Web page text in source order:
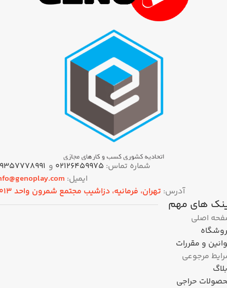
شماره تماس: ۰۲۱۲۶۴۵۹۹۷۵ و
ایمیل:
آدرس: تهران،‌ فرمانیه، دزاشیب مجتمع شمرون واحد 2013
های مهم
اصلی
و مقررات
مرجوعی
حراجی